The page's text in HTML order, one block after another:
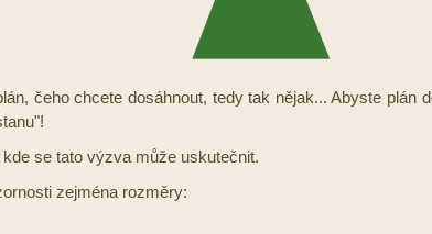
čeho chcete dosáhnout, tedy tak nějak... Abyste plán
se tato výzva může uskutečnit.
zejména rozměry: